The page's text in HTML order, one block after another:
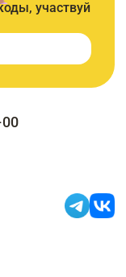
участвуй